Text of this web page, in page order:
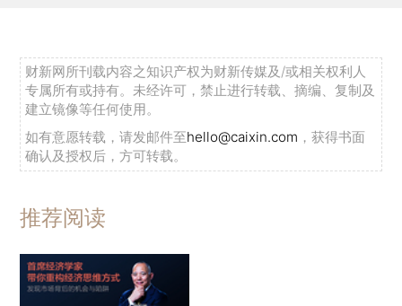
财新网所刊载内容之知识产权为财新传媒及/或相关权利人
专属所有或持有。未经许可，禁止进行转载、摘编、复制及
建立镜像等任何使用。
如有意愿转载，请发邮件至hello@caixin.com ，获得书面
确认及授权后，方可转载。
推荐阅读